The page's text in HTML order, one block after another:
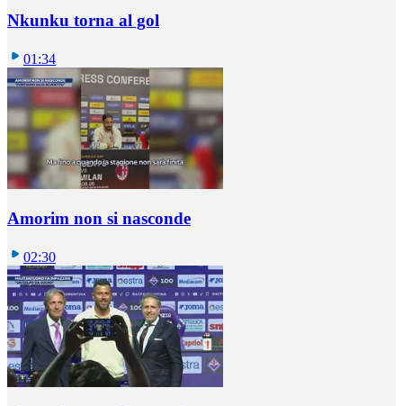
Nkunku torna al gol
01:34
Amorim non si nasconde
02:30